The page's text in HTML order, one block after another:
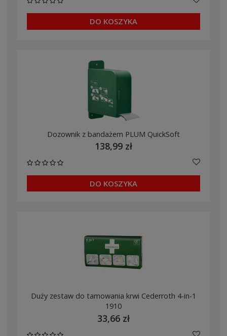
DO KOSZYKA
Dozownik z bandażem PLUM QuickSoft
138,99 zł
DO KOSZYKA
Duży zestaw do tamowania krwi Cederroth 4-in-1
1910
33,66 zł